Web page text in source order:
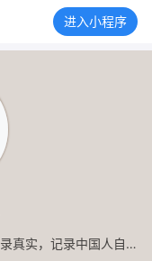
进入小程序
YUAN导演带您《走近西班牙》，用镜头记录真实，记录中国人自己的故事 关于足球/移民/旅游/留学/投资/出海/房产等； 加【西班牙袁导社群】